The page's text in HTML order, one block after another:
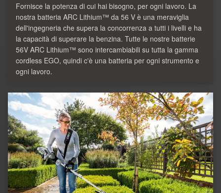
Fornisce la potenza di cui hai bisogno, per ogni lavoro. La
nostra batteria ARC Lithium™ da 56 V è una meraviglia
dell'ingegneria che supera la concorrenza a tutti i livelli e ha
la capacità di superare la benzina. Tutte le nostre batterie
56V ARC Lithium™ sono intercambiabili su tutta la gamma
cordless EGO, quindi c'è una batteria per ogni strumento e
ogni lavoro.